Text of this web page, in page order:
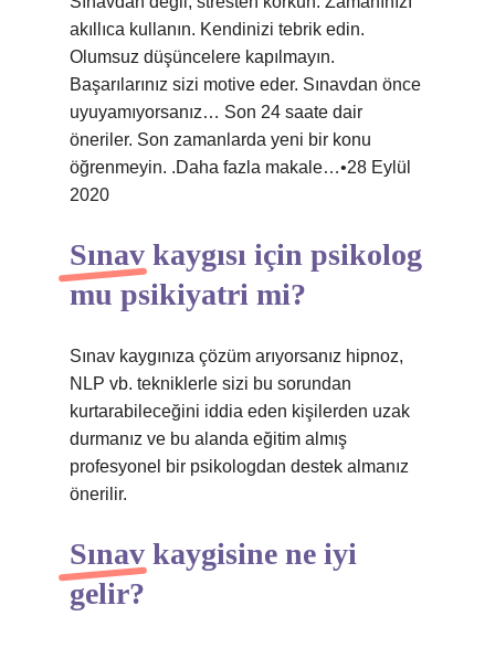
akıllıca kullanın. Kendinizi tebrik edin.
Olumsuz düşüncelere kapılmayın.
Başarılarınız sizi motive eder. Sınavdan önce
uyuyamıyorsanız… Son 24 saate dair
öneriler. Son zamanlarda yeni bir konu
öğrenmeyin. .Daha fazla makale…•28 Eylül
2020
Sınav kaygısı için psikolog
mu psikiyatri mi?
Sınav kaygınıza çözüm arıyorsanız hipnoz,
NLP vb. tekniklerle sizi bu sorundan
kurtarabileceğini iddia eden kişilerden uzak
durmanız ve bu alanda eğitim almış
profesyonel bir psikologdan destek almanız
önerilir.
Sınav kaygisine ne iyi
gelir?